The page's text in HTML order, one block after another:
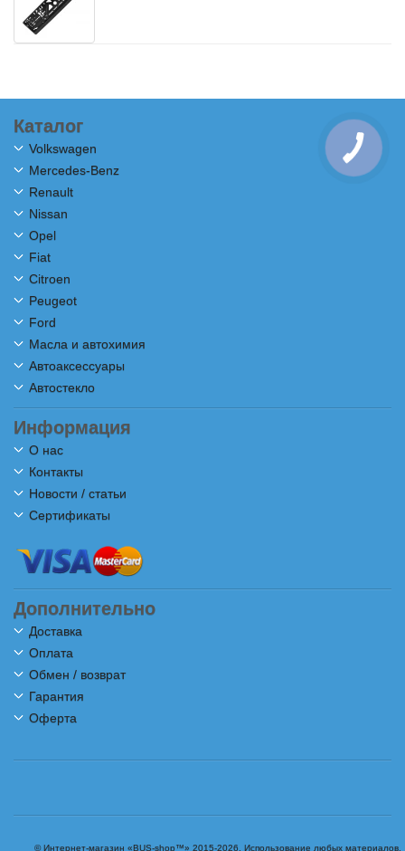
Каталог
Volkswagen
Mercedes-Benz
Renault
Nissan
Opel
Fiat
Citroen
Peugeot
Ford
Масла и автохимия
Автоаксессуары
Автостекло
Информация
О нас
Контакты
Новости / статьи
Сертификаты
Дополнительно
Доставка
Оплата
Обмен / возврат
Гарантия
Оферта
© Интернет-магазин «BUS-shop™» 2015-2026. Использование любых материалов,